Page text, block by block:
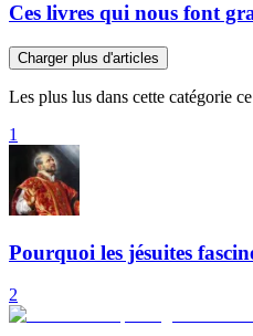
Ces livres qui nous font
Charger plus d'articles
Les plus lus dans cette catégorie
1
Pourquoi les jésuites
2